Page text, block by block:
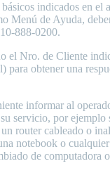
indicados en el
Menú de Ayuda,
888-0200.
el Nro. de Cliente
para obtener una
informar al
servicio, por ejemplo
router cableado o
notebook o
de computadora